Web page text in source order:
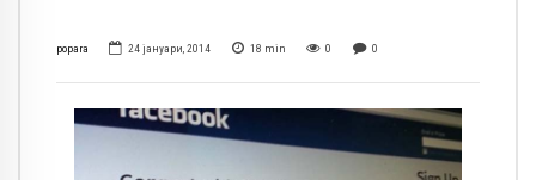
popara 24 јануари, 2014 18 min 0 0